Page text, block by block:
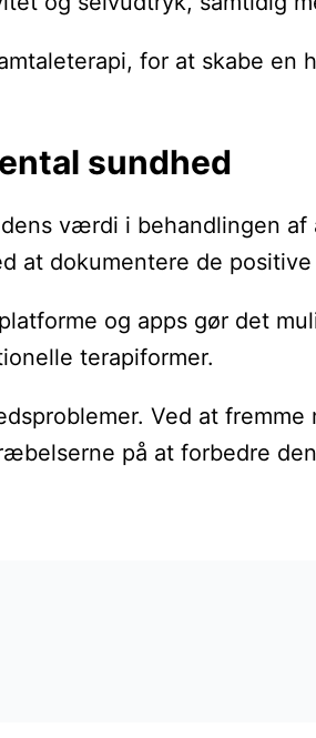
for at skabe
sundhed
værdi i behandlingen
dokumentere de
og apps gør det
terapiformer.
Ved at
på at forbedre